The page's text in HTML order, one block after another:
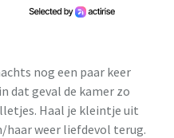
nog een paar keer
dat geval de kamer zo
Haal je kleintje uit
haar weer liefdevol terug.